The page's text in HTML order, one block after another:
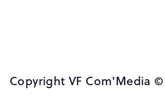
Copyright VF Com'Media ©